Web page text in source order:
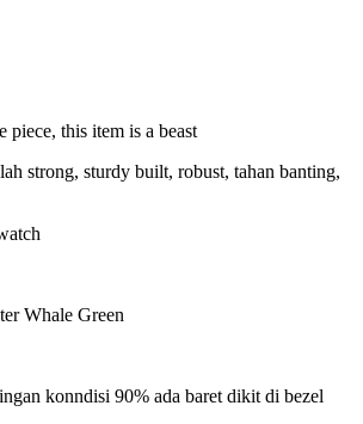
piece, this item is a beast
strong, sturdy built, robust, tahan banting,
Whale Green
konndisi 90% ada baret dikit di bezel